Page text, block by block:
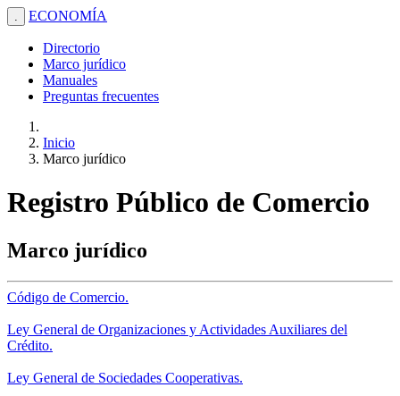
. ECONOMÍA
Directorio
Marco jurídico
Manuales
Preguntas frecuentes
Inicio
Marco jurídico
Registro Público de Comercio
Marco jurídico
Código de Comercio.
Ley General de Organizaciones y Actividades Auxiliares del
Crédito.
Ley General de Sociedades Cooperativas.